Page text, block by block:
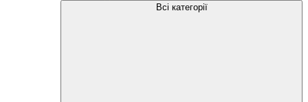
Всі категорії